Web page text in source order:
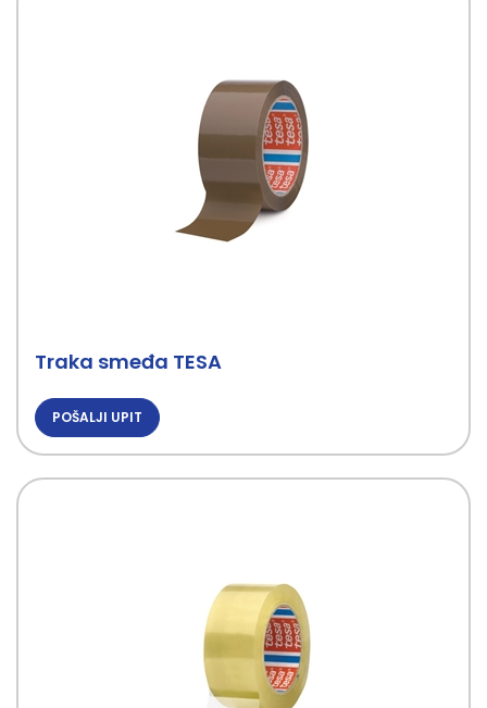
Traka smeđa TESA
POŠALJI UPIT